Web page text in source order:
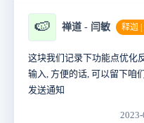
🍉 禅道 - 闫敏 释迦
这块我们记录下功能点优化
输入, 方便的话, 可以留下咱
发送通知